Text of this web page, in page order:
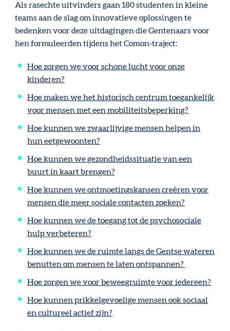
Als rasechte uitvinders gaan 180 studenten in kleine
teams aan de slag om innovatieve oplossingen te
bedenken voor deze uitdagingen die Gentenaars voor
hen formuleerden tijdens het Comon-traject:
Hoe zorgen we voor schone lucht voor onze
kinderen?
Hoe maken we het historisch centrum toegankelijk
voor mensen met een mobiliteitsbeperking?
Hoe kunnen we zwaarlijvige mensen helpen in
hun eetgewoonten?
Hoe kunnen we gezondheidssituatie van een
buurt in kaart brengen?
Hoe kunnen we ontmoetingskansen creëren voor
mensen die meer sociale contacten zoeken?
Hoe kunnen we de toegang tot de psychosociale
hulp verbeteren?
Hoe kunnen we de ruimte langs de Gentse wateren
benutten om mensen te laten ontspannen?
Hoe zorgen we voor beweegruimte voor iedereen?
Hoe kunnen prikkelgevoelige mensen ook sociaal
en cultureel actief zijn?